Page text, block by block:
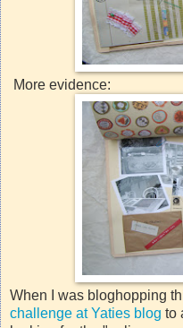
More evidence:
When I was bloghopping
challenge at Yaties blog to